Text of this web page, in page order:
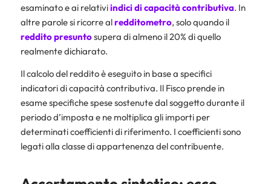
esaminato e ai relativiindici di capacità contributiva. In
altre parole si ricorre alredditometro, solo quando il
reddito presuntosupera di almeno il 20% di quello
realmente dichiarato.
Il calcolo del reddito è eseguito in base a specifici
indicatori di capacità contributiva. Il Fisco prende in
esame specifiche spese sostenute dal soggetto durante il
periodo d’imposta e ne moltiplica gli importi per
determinati coefficienti di riferimento. I coefficienti sono
legati alla classe di appartenenza del contribuente.